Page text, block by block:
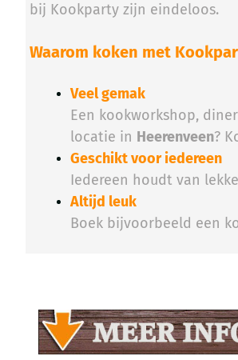
bij Kookparty zijn eindeloos.
Waarom koken met
Veel gemak
Een kookworkshop,
locatie in Heerenveen?
Geschikt voor iedereen
Iedereen houdt van
Altijd leuk
Boek bijvoorbeeld een